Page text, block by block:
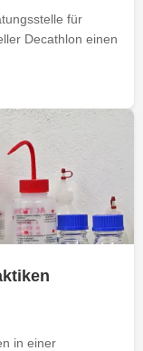
für
Decathlon einen
in einer